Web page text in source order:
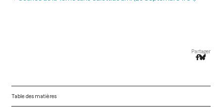
Partager
Table des matières